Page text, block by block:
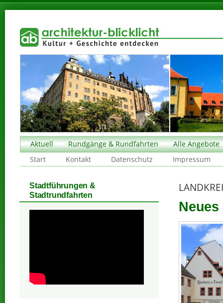
Aktuell Rundgänge & Rundfahrten
Alle Angebote
Start
Kontakt Datenschutz Impressum
Stadtführungen &
Stadtrundfahrten